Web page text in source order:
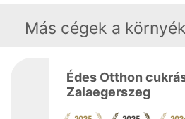
Más cégek a
Édes Otthon
Zalaegerszeg